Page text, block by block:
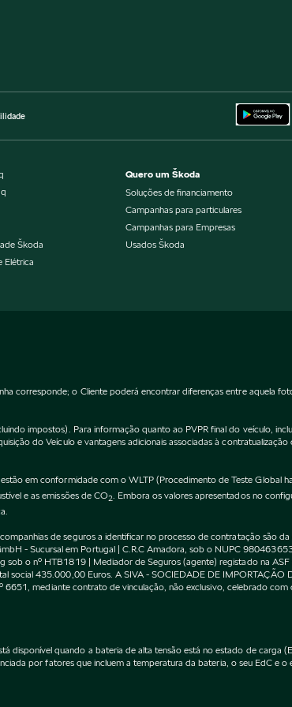
Škoda
Elétrica
Quero um Škoda
Soluções de financiamento
Campanhas para particulares
Campanhas para Empresas
Usados Škoda
corresponde; o Cliente poderá encontrar diferenças entre aquela
impostos). Para informação quanto ao PVPR final do veículo,
do Veículo e vantagens adicionais associadas à
em conformidade com o WLTP (Procedimento de Teste Global
e as emissões de CO2 . Embora os valores apresentados no
de seguros a identificar no processo de contratação são
- Sucursal em Portugal | C.R.C Amadora, sob o NUPC
sob o nº HTB1819 | Mediador de Seguros (agente) registado na
social 435.000,00 Euros. A SIVA - SOCIEDADE DE
mediante contrato de vinculação, não exclusivo, celebrado
quando a bateria de alta tensão está no estado de carga
por fatores que incluem a temperatura da bateria, o seu EdC e o